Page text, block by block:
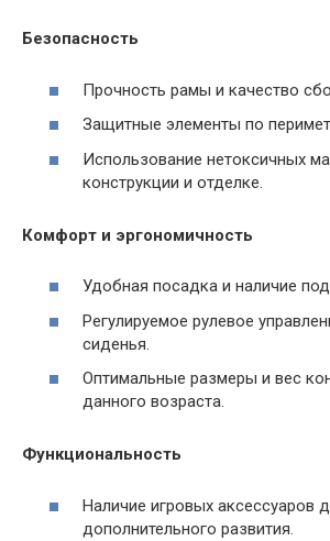
Безопасность
Прочность рамы и качество
Защитные элементы по
Использование нетоксичных
конструкции и отделке.
Комфорт и эргономичность
Удобная посадка и наличие
Регулируемое рулевое
сиденья.
Оптимальные размеры и вес
данного возраста.
Функциональность
Наличие игровых аксессуаров
дополнительного развития.